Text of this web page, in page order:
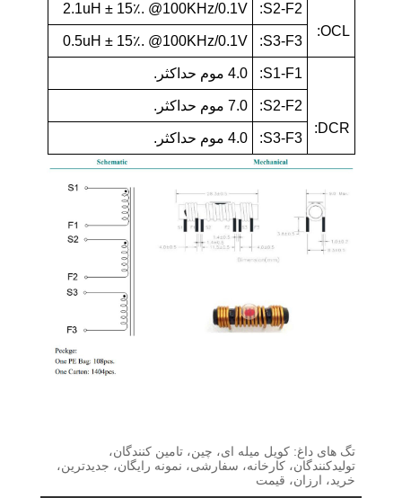
OCL:
S2-F2: 2.1uH ± 15٪. @100KHz/0.1V
S3-F3: 0.5uH ± 15٪. @100KHz/0.1V
DCR:
S1-F1: 4.0 موم حداکثر.
S2-F2: 7.0 موم حداکثر.
S3-F3: 4.0 موم حداکثر.
تگ های داغ: کویل میله ای، چین، تامین کنندگان،
تولیدکنندگان، کارخانه، سفارشی، نمونه رایگان، جدیدترین،
خرید، ارزان، قیمت